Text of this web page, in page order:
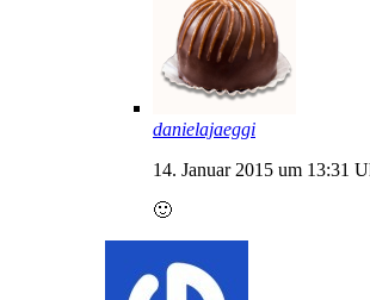
danielajaeggi
14. Januar 2015 um 13:31
🙂